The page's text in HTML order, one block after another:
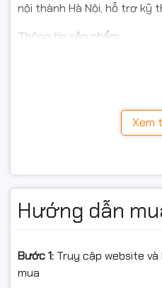
nội thành Hà Nội, hỗ trợ kỹ
Thông tin sản phẩm:
• Dùng cho máy in: HP
3500, LBP-3980, LBP-
• Màu sắc: Đen (Black)
• Dung lượng in: 12.000
• Tiêu chuẩn chất lượng:
OEM, đạt chứng nhận STMC,
• Sản phẩm được xuất
cầu khắt khe như Mỹ,
Xem
Hướng dẫn
Bước 1: Truy cập website
mua